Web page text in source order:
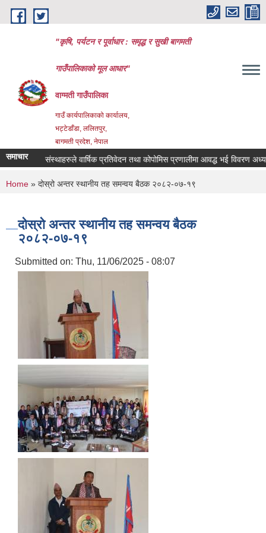
Skip to main content
"कृषि, पर्यटन र पूर्वाधार : समृद्ध र सुखी बागमती
गाउँपालिकाको मूल आधार"
वाग्मती गाउँपालिका
गाउँ कार्यपालिकाको कार्यालय,
भट्टेडाँडा, ललितपुर,
बागमती प्रदेश, नेपाल
समाचार
सहकारी संस्थाहरुले वार्षिक प्रतिवेदन तथा कोपोमिस प्रणालीमा आवद्ध भई विवरण
You are here
Home » दोस्रो अन्तर स्थानीय तह समन्वय बैठक २०८२-०७-१९
दोस्रो अन्तर स्थानीय तह समन्वय बैठक
२०८२-०७-१९
Submitted on: Thu, 11/06/2025 - 08:07